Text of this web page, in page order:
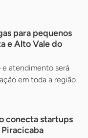
para pequenos
e Alto Vale do
e atendimento será
em toda a região
conecta startups